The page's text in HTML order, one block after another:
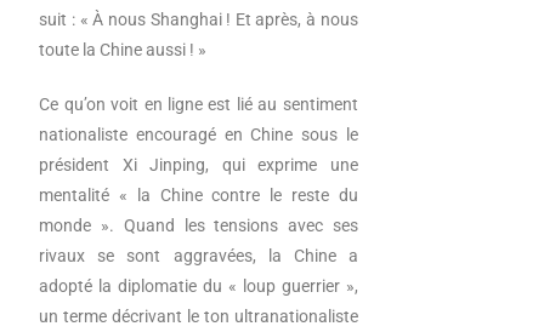
suit : « À nous Shanghai ! Et après, à nous
toute la Chine aussi ! »
Ce qu’on voit en ligne est lié au sentiment
nationaliste encouragé en Chine sous le
président Xi Jinping, qui exprime une
mentalité « la Chine contre le reste du
monde ». Quand les tensions avec ses
rivaux se sont aggravées, la Chine a
adopté la diplomatie du « loup guerrier »,
un terme décrivant le ton ultranationaliste